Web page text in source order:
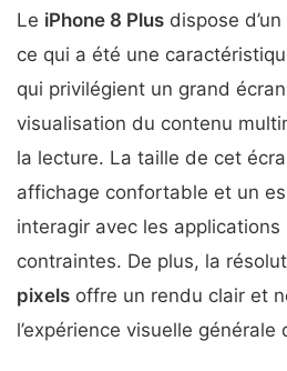
Le iPhone 8 Plus dispose
ce qui a été une
qui privilégient un grand
visualisation du contenu
la lecture. La taille de cet
affichage confortable et un
interagir avec les
contraintes. De plus, la
pixels offre un rendu clair et
l’expérience visuelle générale